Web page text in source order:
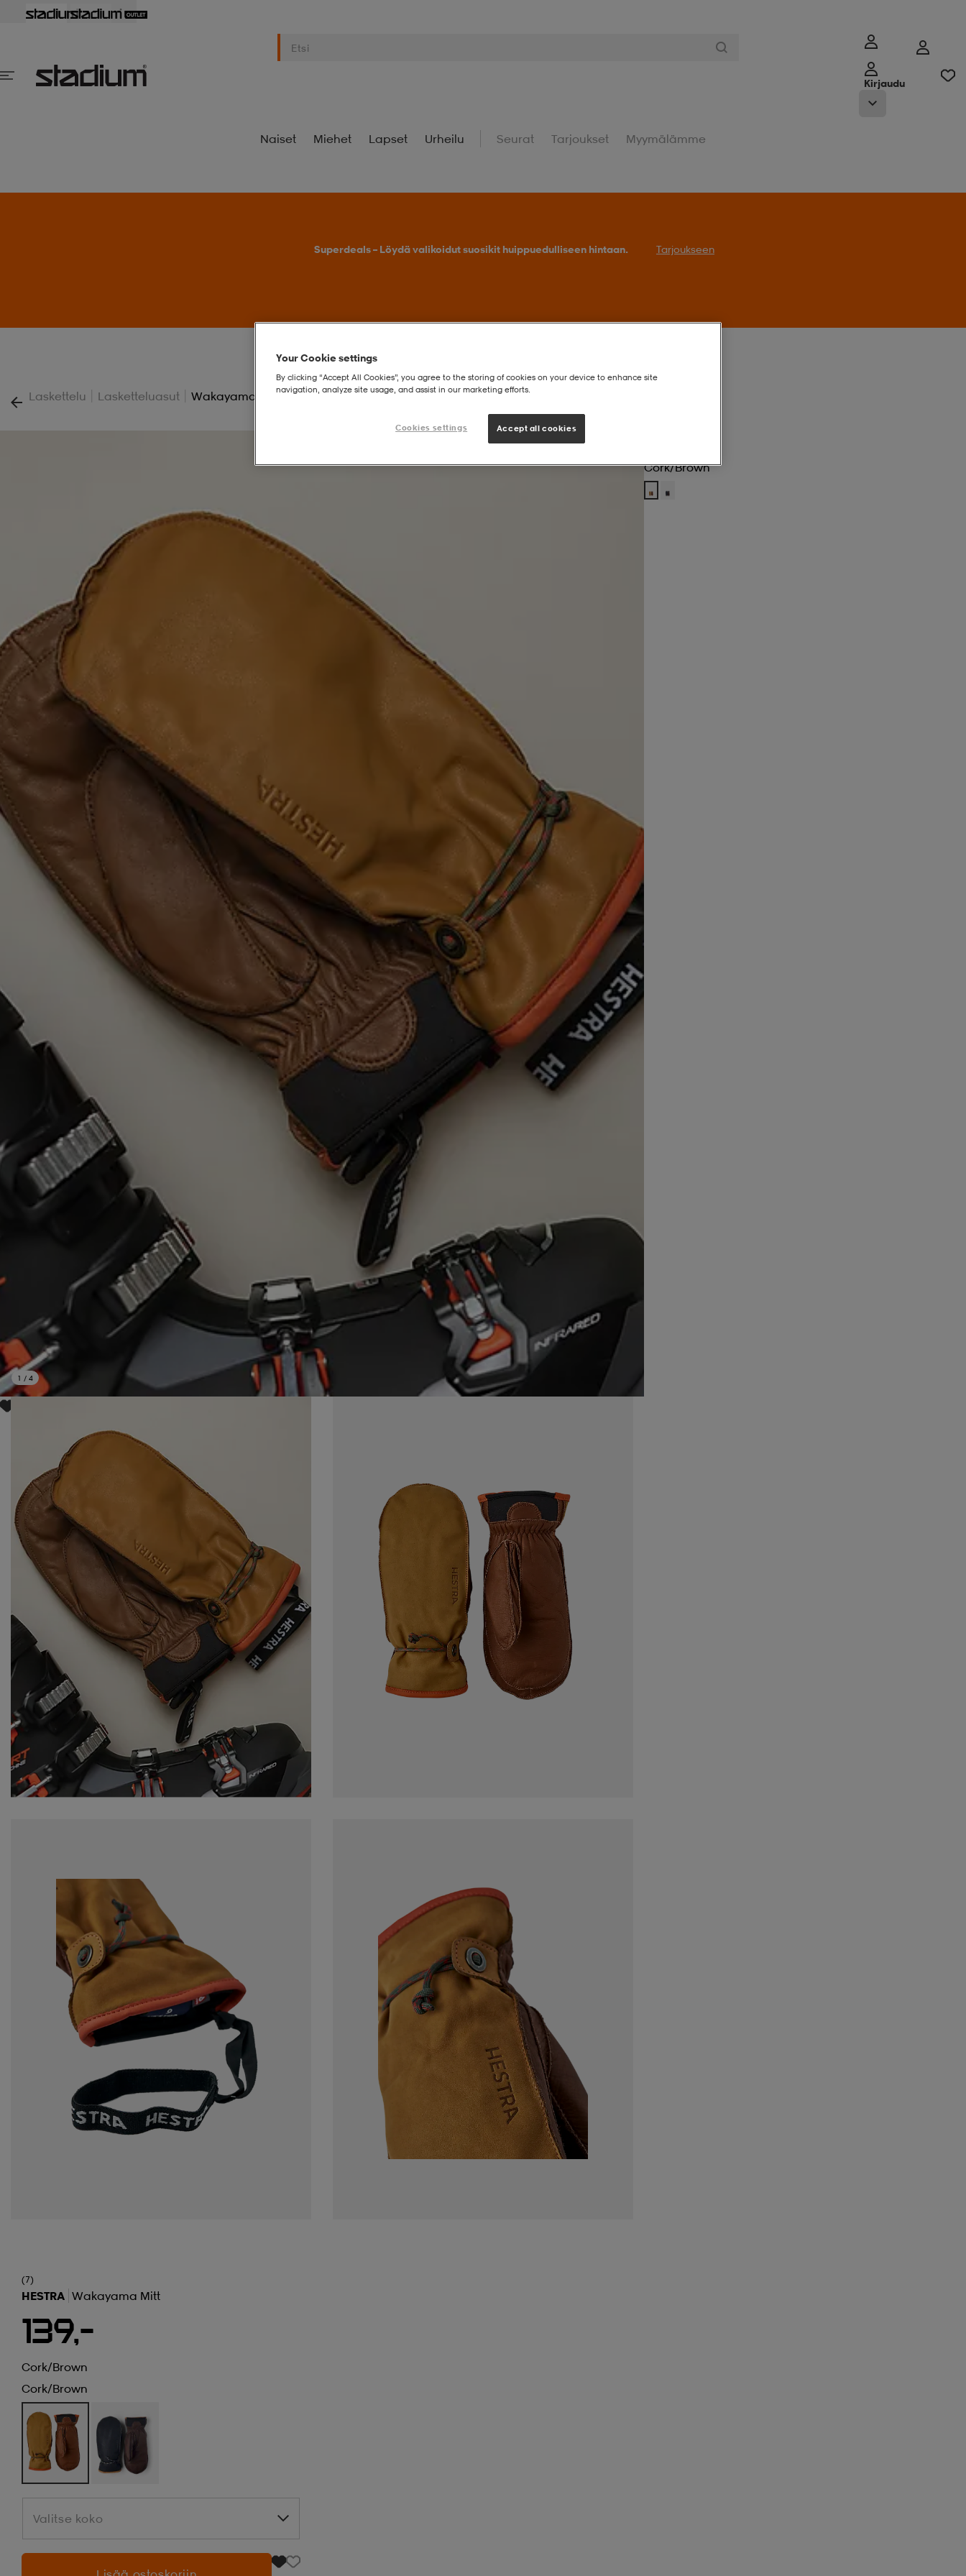
Kirjaudu
Naiset Miehet Lapset Urheilu Seurat Tarjoukset Myymälämme
Superdeals – Löydä valikoidut suosikit huippuedulliseen hintaan. Tarjoukseen
Laskettelu | Lasketteluasut | Wakayama Mitt
1 / 4
Cork/brown
(7)
HESTRA Wakayama Mitt
139,-
Cork/brown
Cork/brown
Valitse koko
Valitse koko
Your Cookie settings
By clicking “Accept All Cookies”, you agree to the storing of cookies on your device to enhance site
navigation, analyze site usage, and assist in our marketing efforts.
Cookies settings Accept all cookies